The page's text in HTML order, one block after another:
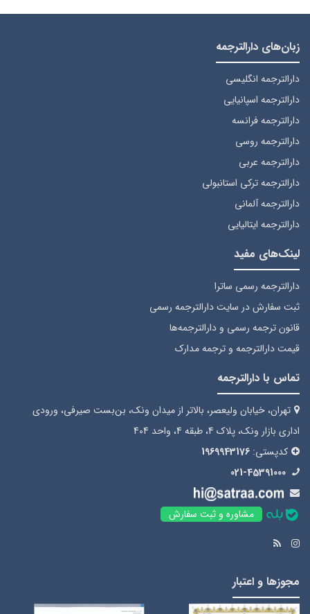
زبان‌های دارالترجمه
دارالترجمه انگلیسی
دارالترجمه اسپانیایی
دارالترجمه فرانسه
دارالترجمه روسی
دارالترجمه عربی
دارالترجمه ترکی استانبولی
دارالترجمه آلمانی
دارالترجمه ایتالیایی
لینک‌های مفید
دارالترجمه رسمی ساترا
ثبت سفارشدر سایت دارالترجمه رسمی
قانون ترجمه رسمی و دارالترجمه‌ها
قیمت دارالترجمه و ترجمه مدارک
تماس با دارالترجمه
تهران، خیابان ولیعصر، بالاتر از میدان ونک، بن‌بست صیرفی، ورودی
اداری بازار ونک، پلاک 4، طبقه 4، واحد 404
کدپستی: 1969943176
021-45391000
مشاوره و ثبت سفارش
مجوزها و اعتبار